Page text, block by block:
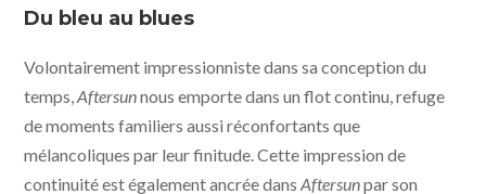
Du bleu au blues
Volontairement impressionniste dans sa conception du
temps,Aftersunnous emporte dans un flot continu, refuge
de moments familiers aussi réconfortants que
mélancoliques par leur finitude. Cette impression de
continuité est également ancrée dansAftersunpar son